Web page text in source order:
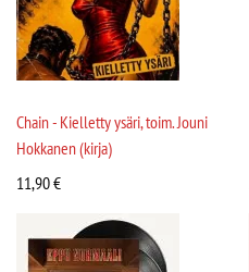
Chain - Kielletty ysäri, toim. Jouni
Hokkanen (kirja)
11,90€